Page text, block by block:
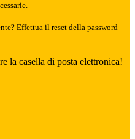
Effettua il reset della password
la casella di posta elettronica!